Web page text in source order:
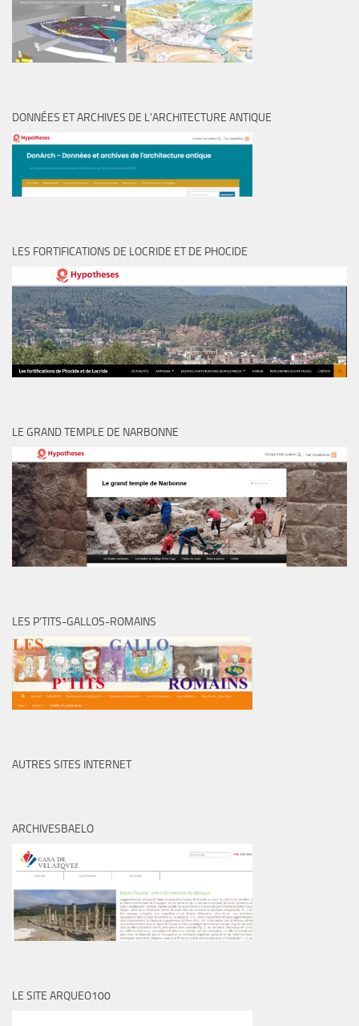
DONNÉES ET ARCHIVES DE L’ARCHITECTURE ANTIQUE
LES FORTIFICATIONS DE LOCRIDE ET DE PHOCIDE
LE GRAND TEMPLE DE NARBONNE
LES P’TITS-GALLOS-ROMAINS
AUTRES SITES INTERNET
ARCHIVESBAELO
LE SITE ARQUEO100